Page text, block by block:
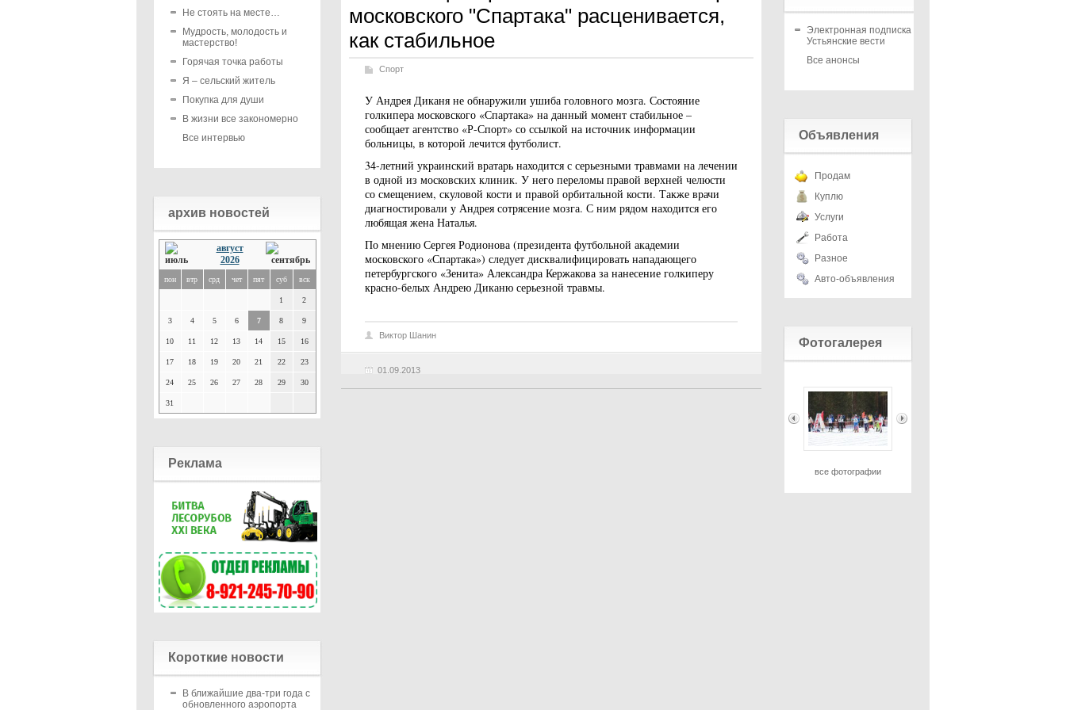
Не стоять на месте…
Мудрость, молодость и
мастерство!
Горячая точка работы
Я – сельский житель
Покупка для души
В жизни все закономерно
Все интервью
архив новостей
август
2026
пон втр срд чет пят суб вск
1 2
3 4 5 6 7 8 9
10 11 12 13 14 15 16
17 18 19 20 21 22 23
24 25 26 27 28 29 30
31
Реклама
Короткие новости
В ближайшие два-три года с
обновленного аэропорта
московского "Спартака" расценивается,
как стабильное
Спорт
У Андрея Диканя не обнаружили ушиба головного мозга. Состояние
голкипера московского «Спартака» на данный момент стабильное –
сообщает агентство «Р-Спорт» со ссылкой на источник информации
больницы, в которой лечится футболист.
34-летний украинский вратарь находится с серьезными травмами на лечении
в одной из московских клиник. У него переломы правой верхней челюсти
со смещением, скуловой кости и правой орбитальной кости. Также врачи
диагностировали у Андрея сотрясение мозга. С ним рядом находится его
любящая жена Наталья.
По мнению Сергея Родионова (президента футбольной академии
московского «Спартака») следует дисквалифицировать нападающего
петербургского «Зенита» Александра Кержакова за нанесение голкиперу
красно-белых Андрею Диканю серьезной травмы.
01.09.2013
Виктор Шанин
Электронная подписка на
Устьянские вести
Все анонсы
Объявления
Продам
Куплю
Услуги
Работа
Разное
Авто-объявления
Фотогалерея
все фотографии